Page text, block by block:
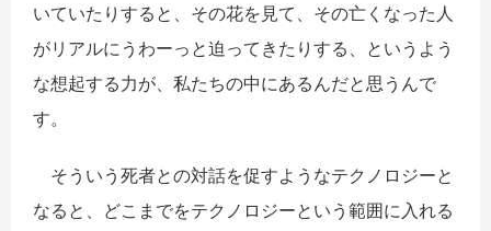
いていたりすると、その花を見て、その亡くなった人
がリアルにうわーっと迫ってきたりする、というよう
な想起する力が、私たちの中にあるんだと思うんで
す。
そういう死者との対話を促すようなテクノロジーと
なると、どこまでをテクノロジーという範囲に入れる